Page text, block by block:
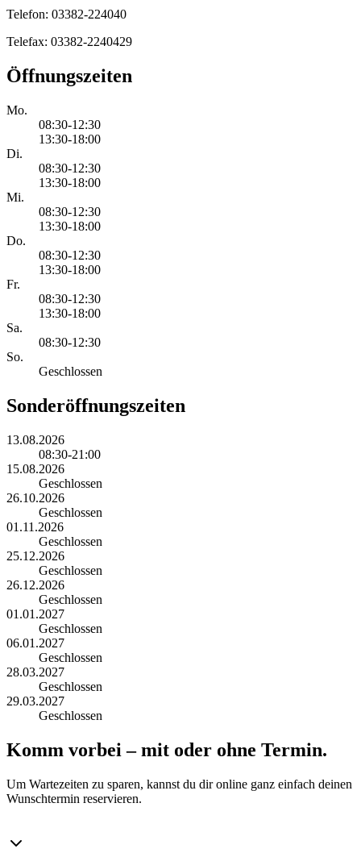
Telefon: 03382-224040
Telefax: 03382-2240429
Öffnungszeiten
Mo.
08:30-12:30
13:30-18:00
Di.
08:30-12:30
13:30-18:00
Mi.
08:30-12:30
13:30-18:00
Do.
08:30-12:30
13:30-18:00
Fr.
08:30-12:30
13:30-18:00
Sa.
08:30-12:30
So.
Geschlossen
Sonderöffnungszeiten
13.08.2026
08:30-21:00
15.08.2026
Geschlossen
26.10.2026
Geschlossen
01.11.2026
Geschlossen
25.12.2026
Geschlossen
26.12.2026
Geschlossen
01.01.2027
Geschlossen
06.01.2027
Geschlossen
28.03.2027
Geschlossen
29.03.2027
Geschlossen
Komm vorbei – mit oder ohne Termin.
Um Wartezeiten zu sparen, kannst du dir online ganz einfach deinen
Wunschtermin reservieren.